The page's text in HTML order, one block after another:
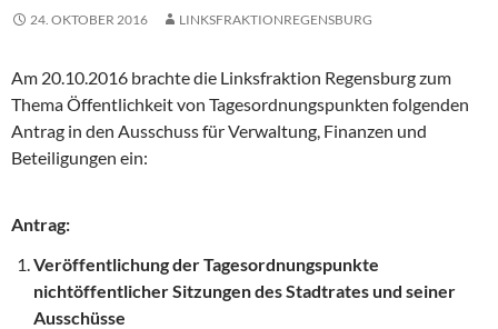
24. OKTOBER 2016 LINKSFRAKTIONREGENSBURG
Am 20.10.2016 brachte die Linksfraktion Regensburg zum
Thema Öffentlichkeit von Tagesordnungspunkten folgenden
Antrag in den Ausschuss für Verwaltung, Finanzen und
Beteiligungen ein:
Antrag:
Veröffentlichung der Tagesordnungspunkte
nichtöffentlicher Sitzungen des Stadtrates und seiner
Ausschüsse